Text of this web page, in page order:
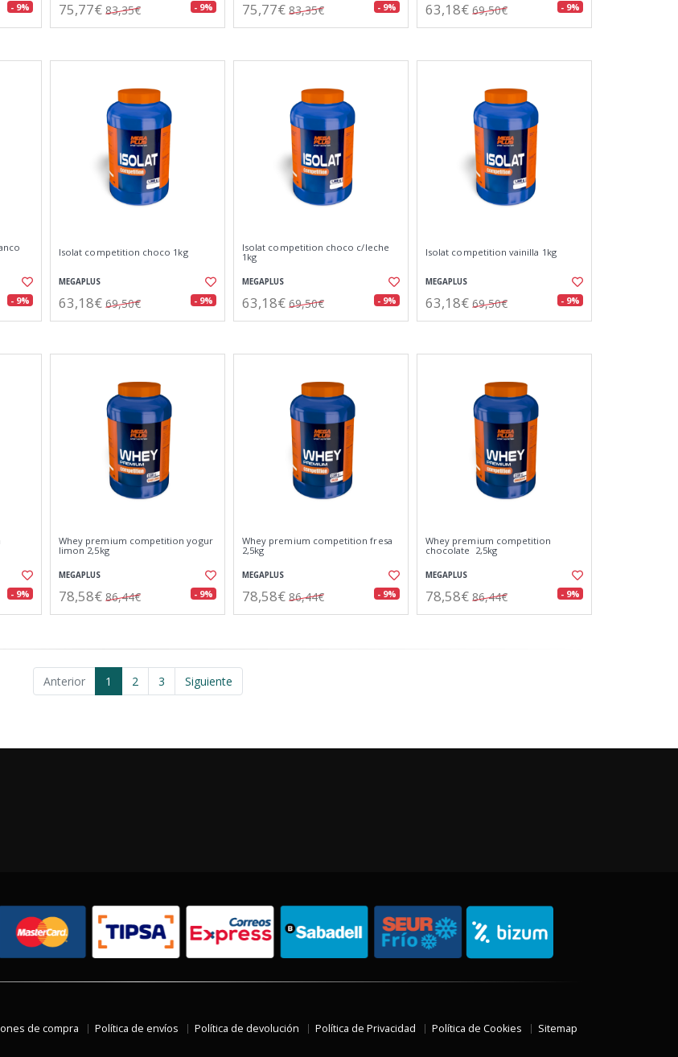
- 9% 75,77€ 83,35€ - 9% 75,77€ 83,35€ - 9% 63,18€ 69,50€ - 9%
- 9%
Isolat competition choco 1kg
MEGAPLUS
63,18€ 69,50€ - 9%
Isolat competition choco c/leche
1kg
MEGAPLUS
63,18€ 69,50€ - 9%
Isolat competition vainilla 1kg
MEGAPLUS
63,18€ 69,50€ - 9%
- 9%
Whey premium competition yogur
limon 2,5kg
MEGAPLUS
78,58€ 86,44€ - 9%
Whey premium competition fresa
2,5kg
MEGAPLUS
78,58€ 86,44€ - 9%
Whey premium competition
chocolate 2,5kg
MEGAPLUS
78,58€ 86,44€ - 9%
Anterior 1 2 3 Siguiente
de compra Política de envíos Política de devolución Política de Privacidad Política de Cookies Sitemap